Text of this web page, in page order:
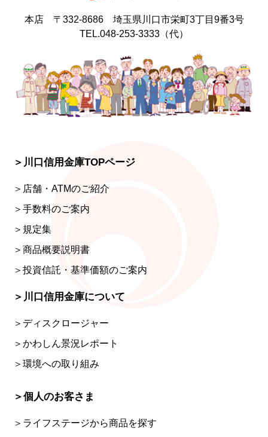
本店 〒332-8686 埼玉県川口市栄町3丁目9番3号
TEL.048-253-3333（代）
＞川口信用金庫TOPページ
＞店舗・ATMのご紹介
＞手数料のご案内
＞規定集
＞商品概要説明書
＞投資信託・基準価額のご案内
＞川口信用金庫について
＞ディスクロージャー
＞かわしん景況レポート
＞環境への取り組み
＞個人のお客さま
＞ライフステージから商品を探す